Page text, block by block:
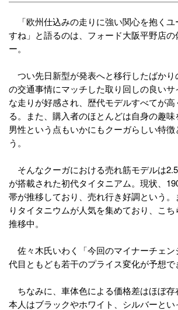
「欧州仕込みの走りに強い関心を抱くユ
すね」と語るのは、フォード大阪平野店の
ー。
つい先日新型が発表へと移行したばかり
の交通事情にマッチした取り回しの良い
な走りが好感され、歴代モデルすべてが
る。また、購入者のほとんどは自身の趣
男性という点もいかにもクーガらしい特
う。
そんなクーガにおける売れ筋モデルは
が搭載された初代タイタニアム。現状、
帯が推移しており、売れ行き好調という
りタイタニウムが人気を集めており、こ
推移中。
佐々木氏いわく「今回のマイナーチェン
代目ともども若干のプライス変化が予想で
ちなみに、車体色による価格差はほぼ存
本人はブラックやホワイト、シルバーと